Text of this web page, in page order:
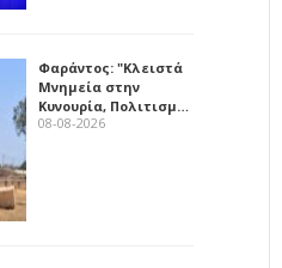
Φαράντος: "Κλειστά
Μνημεία στην
Κυνουρία, Πολιτισμ…
08-08-2026